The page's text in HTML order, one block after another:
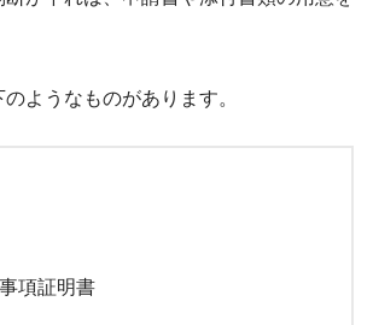
ようなものがあります。
項証明書